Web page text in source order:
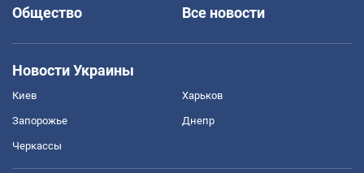
Общество
Все новости
Новости Украины
Киев Харьков
Запорожье Днепр
Черкассы